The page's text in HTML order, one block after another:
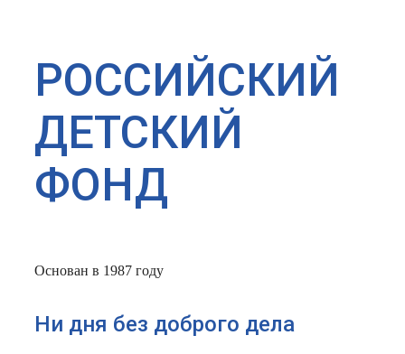
РОССИЙСКИЙ
ДЕТСКИЙ
ФОНД
Основан в 1987 году
Ни дня без доброго дела